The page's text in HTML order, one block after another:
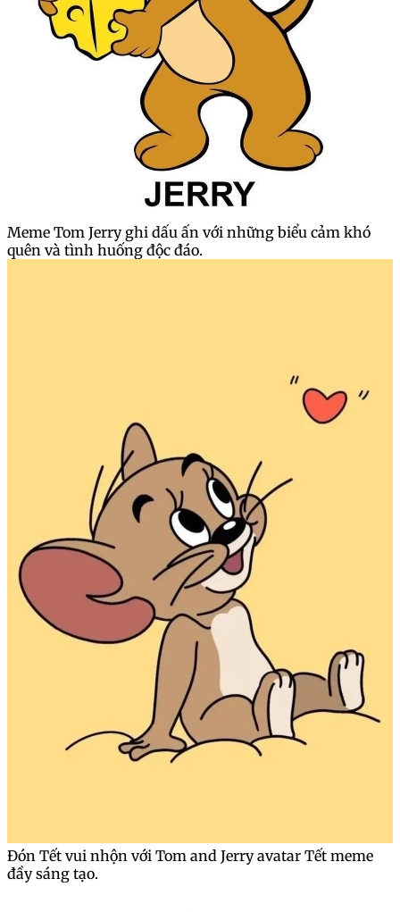
Meme Tom Jerry ghi dấu ấn với những biểu cảm khó
quên và tình huống độc đáo.
Đón Tết vui nhộn với Tom and Jerry avatar Tết meme
đầy sáng tạo.